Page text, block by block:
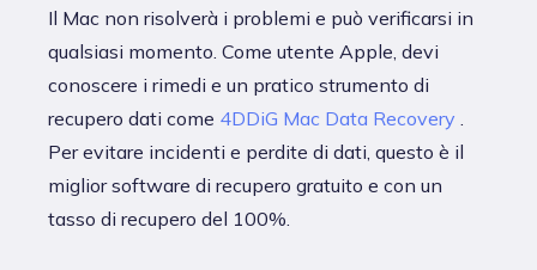
Il Mac non risolverà i problemi e può verificarsi in
qualsiasi momento. Come utente Apple, devi
conoscere i rimedi e un pratico strumento di
recupero dati come 4DDiG Mac Data Recovery .
Per evitare incidenti e perdite di dati, questo è il
miglior software di recupero gratuito e con un
tasso di recupero del 100%.